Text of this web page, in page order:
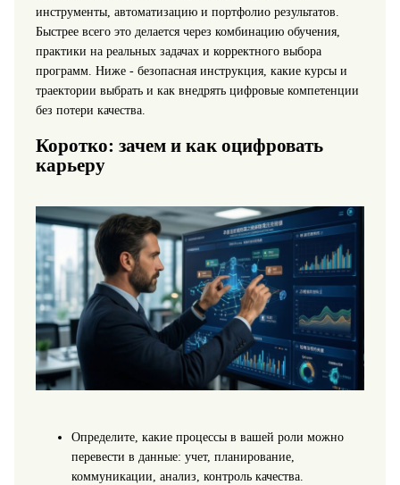
инструменты, автоматизацию и портфолио результатов.
Быстрее всего это делается через комбинацию обучения,
практики на реальных задачах и корректного выбора
программ. Ниже - безопасная инструкция, какие курсы и
траектории выбрать и как внедрять цифровые компетенции
без потери качества.
Коротко: зачем и как оцифровать
карьеру
Определите, какие процессы в вашей роли можно
перевести в данные: учет, планирование,
коммуникации, анализ, контроль качества.